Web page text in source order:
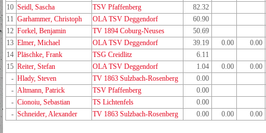
10 Seidl, Sascha TSV Pfaffenberg
82.32
11 Garhammer, Christoph OLA TSV Deggendorf
60.90
12 Forkel, Benjamin TV 1894 Coburg-Neuses
50.69
13 Elmer, Michael OLA TSV Deggendorf 39.19 0.00
0.00
14 Pläschke, Frank TSG Creidlitz
6.11
15 Reiter, Stefan OLA TSV Deggendorf 1.04 0.00
0.00
- Hlady, Steven TV 1863 Sulzbach-Rosenberg
0.00
- Altmann, Patrick TSV Pfaffenberg
0.00
- Cionoiu, Sebastian TS Lichtenfels
0.00
- Schneider, Alexander TV 1863 Sulzbach-Rosenberg 0.00 0.00 0.00